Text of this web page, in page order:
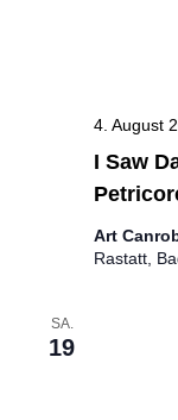
I Saw
4. August
Art
Rastatt,
SA.
19